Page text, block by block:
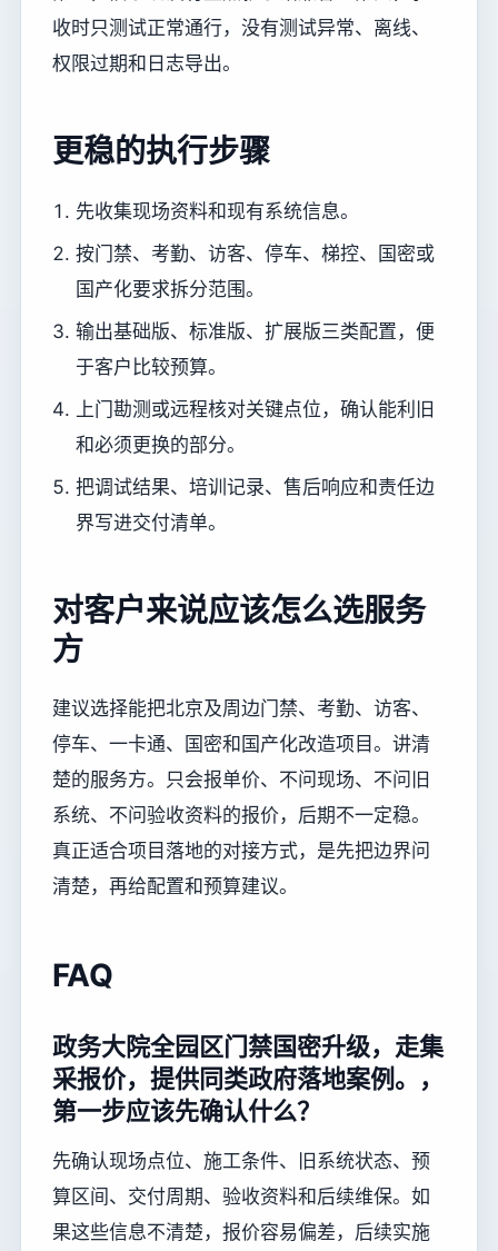
收时只测试正常通行，没有测试异常、离线、
权限过期和日志导出。
更稳的执行步骤
先收集现场资料和现有系统信息。
按门禁、考勤、访客、停车、梯控、国密或
国产化要求拆分范围。
输出基础版、标准版、扩展版三类配置，便
于客户比较预算。
上门勘测或远程核对关键点位，确认能利旧
和必须更换的部分。
把调试结果、培训记录、售后响应和责任边
界写进交付清单。
对客户来说应该怎么选服务
方
建议选择能把北京及周边门禁、考勤、访客、
停车、一卡通、国密和国产化改造项目。讲清
楚的服务方。只会报单价、不问现场、不问旧
系统、不问验收资料的报价，后期不一定稳。
真正适合项目落地的对接方式，是先把边界问
清楚，再给配置和预算建议。
FAQ
政务大院全园区门禁国密升级，走集
采报价，提供同类政府落地案例。，
第一步应该先确认什么？
先确认现场点位、施工条件、旧系统状态、预
算区间、交付周期、验收资料和后续维保。如
果这些信息不清楚，报价容易偏差，后续实施